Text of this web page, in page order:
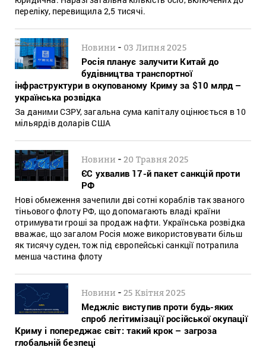
переліку, перевищила 2,5 тисячі.
Новини - 03 Липня 2025
Росія планує залучити Китай до
будівництва транспортної
інфраструктури в окупованому Криму за $10 млрд –
українська розвідка
За даними СЗРУ, загальна сума капіталу оцінюється в 10
мільярдів доларів США
Новини -20 Травня 2025
ЄС ухвалив 17-й пакет санкцій проти
РФ
Нові обмеження зачепили дві сотні кораблів так званого
тіньового флоту РФ, що допомагають владі країни
отримувати гроші за продаж нафти. Українська розвідка
вважає, що загалом Росія може використовувати більш
як тисячу суден, тож під європейські санкції потрапила
менша частина флоту
Новини -25 Квітня 2025
Меджліс виступив проти будь-яких
спроб легітимізації російської окупації
Криму і попереджає світ: такий крок – загроза
глобальній безпеці